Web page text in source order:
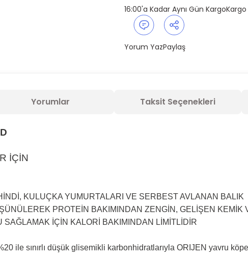
16:00'a Kadar Aynı Gün Kargo
Yorum YazPaylaş
Yorumlar Taksit Seçenekleri
İÇİN
KULUÇKA YUMURTALARI VE SERBEST AVLANAN BALIK
PROTEİN BAKIMINDAN ZENGİN, GELİŞEN KEMİK
İÇİN KALORİ BAKIMINDAN LİMİTLİDİR
ile sınırlı düşük glisemikli karbonhidratlarıyla ORIJEN yavru